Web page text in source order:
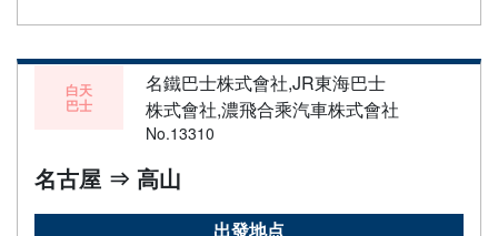
白天
巴士
名鐵巴士株式會社,JR東海巴士
株式會社,濃飛合乘汽車株式會社
No.13310
名古屋 ⇒ 高山
出發地点